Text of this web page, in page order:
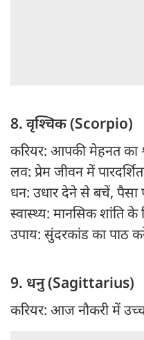
8. वृश्चिक (Scorpio)
करियर: आपकी मेहनत का
लव: प्रेम जीवन में
धन: उधार देने से बचें,
स्वास्थ्य: मानसिक शांति के
उपाय: सुंदरकांड का पाठ
9. धनु (Sagittarius)
करियर: आज नौकरी में उच्च